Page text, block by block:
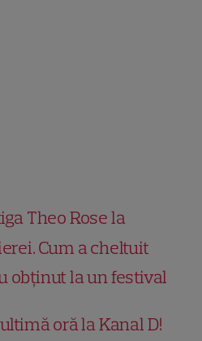
Theo Rose la
Cum a cheltuit
obținut la un festival
oră la Kanal D!